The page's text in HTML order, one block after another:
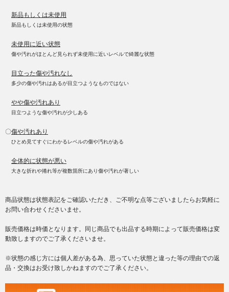
新品もしくは未使用
新品もしくは未使用の状態
未使用に近い状態
傷や汚れがほとんど見られず未使用に近いレベルで綺麗な状態
目立った傷や汚れなし
多少の傷や汚れはあるが目立つようなものではない
やや傷や汚れあり
目立つような傷や汚れが少しある
〇傷や汚れあり
ひとめ見てすぐにわかるレベルの傷や汚れがある
全体的に状態が悪い
大きな折れや捲れ等が複数箇所にあり傷や汚れが著しい
商品状態は状態表記をご確認いただき、ご不明な点等ございましたらお気軽に
お問い合わせくださいませ。
販売価格は時価となります。同じ商品でも出品する時期によって販売価格は変
動致しますのでご了承くださいませ。
※状態の感じ方には個人差がある為、思っていた状態と違った等の理由での返
品・交換はお受け致しかねますのでご了承ください。